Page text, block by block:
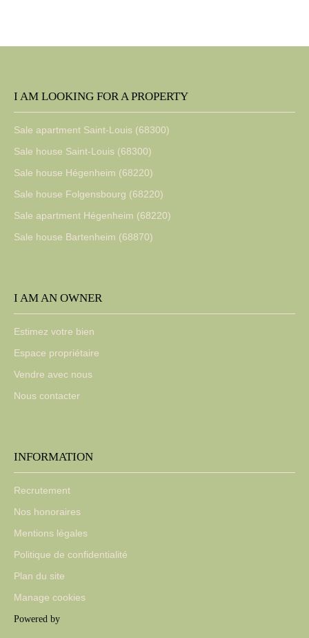
I AM LOOKING FOR A PROPERTY
Sale apartment Saint-Louis (68300)
Sale house Saint-Louis (68300)
Sale house Hégenheim (68220)
Sale house Folgensbourg (68220)
Sale apartment Hégenheim (68220)
Sale house Bartenheim (68870)
I AM AN OWNER
Estimez votre bien
Espace propriétaire
Vendre avec nous
Nous contacter
INFORMATION
Recrutement
Nos honoraires
Mentions légales
Politique de confidentialité
Plan du site
Manage cookies
Powered by